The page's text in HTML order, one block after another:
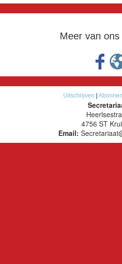
Meer van
Uitschrijven
4756 ST
Email: